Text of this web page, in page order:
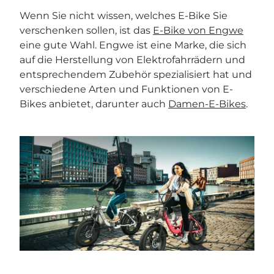
Wenn Sie nicht wissen, welches E-Bike Sie
verschenken sollen, ist das E-Bike von Engwe
eine gute Wahl. Engwe ist eine Marke, die sich
auf die Herstellung von Elektrofahrrädern und
entsprechendem Zubehör spezialisiert hat und
verschiedene Arten und Funktionen von E-
Bikes anbietet, darunter auch Damen-E-Bikes.